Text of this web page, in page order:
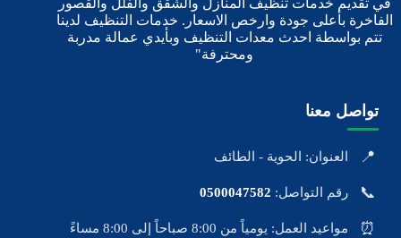
في تقديم خدمات تنظيف المنازل والشقق والفلل والقصور
الفاخرة بأعلى جودة وارخص الاسعار. خدمات التنظيف لدينا
تتم بواسطة احدث معدات التنظيف وبأيدي عمالة مدربة
ومحترفة"
تواصل معنا
📍 العنوان: الحوية - الطائف
📞 رقم التواصل: 0500047582
⏰ مواعيد العمل: يومياً من 8:00 صباحاً إلى 8:00 مساءً